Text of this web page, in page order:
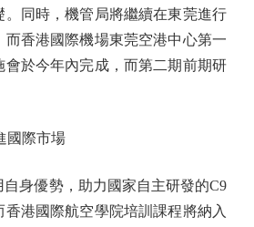
。同時，機管局將繼續在東莞進行
而香港國際機場東莞空港中心第一
會於今年內完成，而第二期前期研
際市場
優勢，助力國家自主研發的C9
香港國際航空學院培訓課程將納入